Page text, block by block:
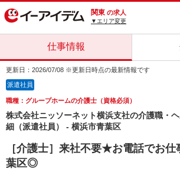
関東 の求人
▼エリア変更
仕事情報
更新日：2026/07/08 ※更新日時点の最新情報です
派遣社員
職種：グループホームの介護士（資格必須）
株式会社ニッソーネット横浜支社の介護職・
細（派遣社員） - 横浜市青葉区
［介護士］来社不要★お電話でお仕
葉区◎